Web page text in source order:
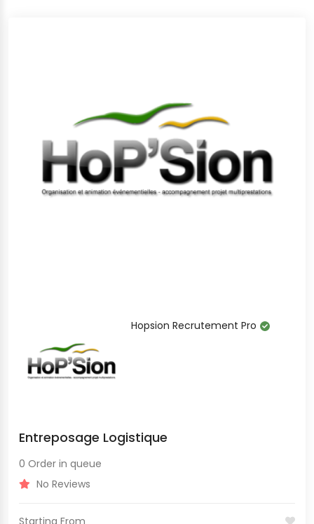
Hopsion Recrutement Pro
Entreposage Logistique
0 Order in queue
No Reviews